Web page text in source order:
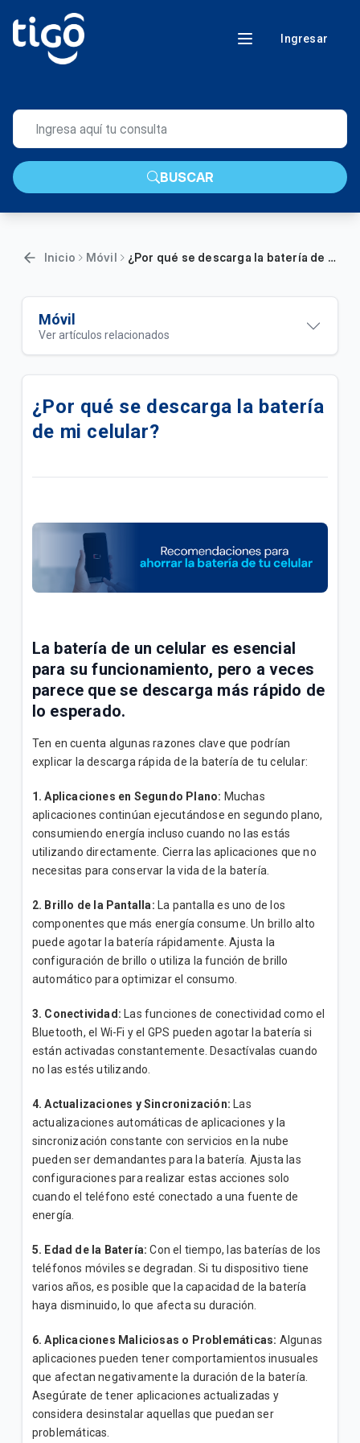
Ingresar
BUSCAR
Inicio Móvil ¿Por qué se descarga la batería de mi celular?
Móvil
Ver artículos relacionados
Tus Paquetigos Ilimitados ahora en SINTESIS
Ahora tu plan se llama Fácil Ote y disminuye la
tarifa a 149Bs
Paquetigo|MB Ilimitados x 24hrs x Bs8
Disfruta de tu Plan "Móvil Simple B"
Disfruta tu plan Móvil Lite B
Promoción |Más líneas
Disfruta en tu linea del plan "Adicional Ilimitado
Conoce los pasos para verificar que la red 4G | LTE
¿Por qué se descarga la batería
de mi celular?
La batería de un celular es esencial
para su funcionamiento, pero a veces
parece que se descarga más rápido de
lo esperado.
Ten en cuenta algunas razones clave que podrían
explicar la descarga rápida de la batería de tu celular:
1. Aplicaciones en Segundo Plano: Muchas
aplicaciones continúan ejecutándose en segundo plano,
consumiendo energía incluso cuando no las estás
utilizando directamente. Cierra las aplicaciones que no
necesitas para conservar la vida de la batería.
2. Brillo de la Pantalla: La pantalla es uno de los
componentes que más energía consume. Un brillo alto
puede agotar la batería rápidamente. Ajusta la
configuración de brillo o utiliza la función de brillo
automático para optimizar el consumo.
3. Conectividad: Las funciones de conectividad como el
Bluetooth, el Wi-Fi y el GPS pueden agotar la batería si
están activadas constantemente. Desactívalas cuando
no las estés utilizando.
4. Actualizaciones y Sincronización: Las
actualizaciones automáticas de aplicaciones y la
sincronización constante con servicios en la nube
pueden ser demandantes para la batería. Ajusta las
configuraciones para realizar estas acciones solo
cuando el teléfono esté conectado a una fuente de
energía.
5. Edad de la Batería: Con el tiempo, las baterías de los
teléfonos móviles se degradan. Si tu dispositivo tiene
varios años, es posible que la capacidad de la batería
haya disminuido, lo que afecta su duración.
6. Aplicaciones Maliciosas o Problemáticas: Algunas
aplicaciones pueden tener comportamientos inusuales
que afectan negativamente la duración de la batería.
Asegúrate de tener aplicaciones actualizadas y
considera desinstalar aquellas que puedan ser
problemáticas.